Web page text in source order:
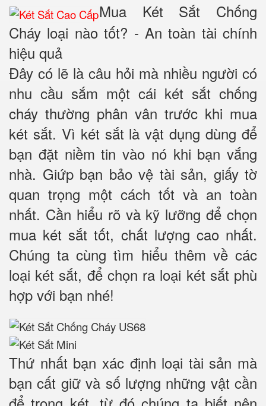
Mua Két Sắt Chống
Cháy loại nào tốt? - An toàn tài chính
hiệu quả
Đây có lẽ là câu hỏi mà nhiều người có
nhu cầu sắm một cái két sắt chống
cháy thường phân vân trước khi mua
két sắt. Vì két sắt là vật dụng dùng để
bạn đặt niềm tin vào nó khi bạn vắng
nhà. Giứp bạn bảo vệ tài sản, giấy tờ
quan trọng một cách tốt và an toàn
nhất. Cần hiểu rõ và kỹ lưỡng để chọn
mua két sắt tốt, chất lượng cao nhất.
Chúng ta cùng tìm hiểu thêm về các
loại két sắt, để chọn ra loại két sắt phù
hợp với bạn nhé!
Thứ nhất bạn xác định loại tài sản mà
bạn cất giữ và số lượng những vật cần